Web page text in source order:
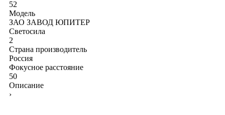
52
Модель
ЗАО ЗАВОД ЮПИТЕР
Светосила
2
Страна производитель
Россия
Фокусное расстояние
50
Описание
›